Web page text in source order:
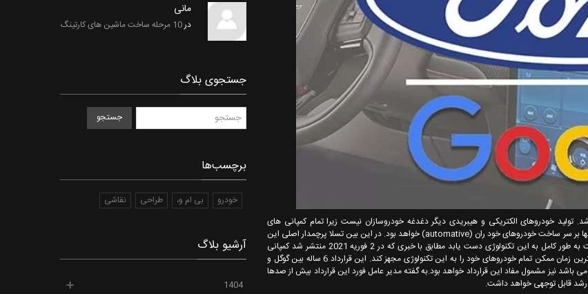
خودروهای الکتریکی و هیبریدی دیگر دغدغه خودروسازان نیست زیرا تمام کمپانی های
خودروسازی می توانند خودروی هیبریدی تولید کنند. رقابت اصلی تولیدکنندگان خودرو تنها بر سر ساخت خودروهای خود ران (automative) خواهد بود. در این بین تسلا پرچمدار اصلی این
تکنولوژی است و توانسته تا حدودی آن را عملی کند اما تا به حال کسی نتوانسته است به طور کامل به این تکنولوژی دست یابد مطابق با خبری که در 2 فوریه 2021 منتشر شد کمپانی
خودروسازی آمریکایی فورد قصد دارد تا با همکاری با ابرقدرت دیگری به نام گوگل تا کمترین زمان ممکن تمام خودروهای خود را به این تکنولوژی مجهز کند. این قرارداد 6 ساله بین گوگل و
می باشد نیز مشمول مفاد این قرارداد خواهد بود.به گفته مدیر عامل فورد این قرارداد بیش از صدها
رشد قابل توجهی خواهد داشت.
مانی
در10 مرحله ساخت ماشین های کارتینگ
جستجوی بلاگ
جستجو
برچسب‌ها
خودرو بی ام و، طراحی نقاشی
آرشیو بلاگ
1404